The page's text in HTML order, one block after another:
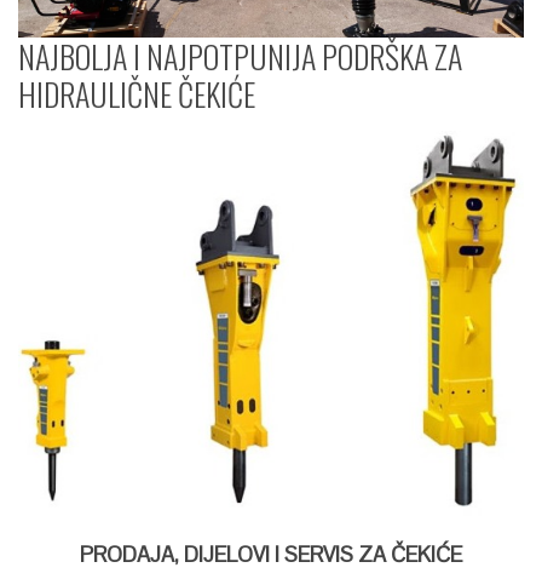
NAJBOLJA I NAJPOTPUNIJA PODRŠKA ZA
HIDRAULIČNE ČEKIĆE
PRODAJA, DIJELOVI I SERVIS ZA ČEKIĆE